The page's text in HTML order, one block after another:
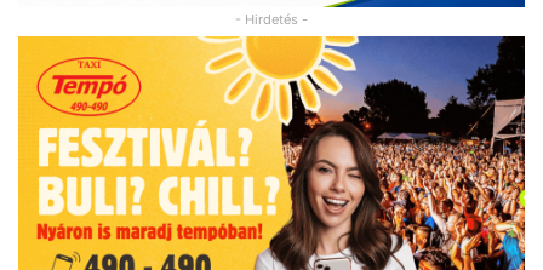
- Hirdetés -